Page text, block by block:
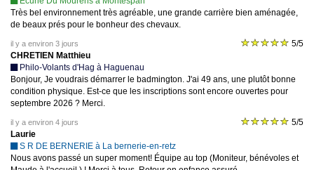
Très bel environnement très agréable, une grande carrière bien aménagée,
de beaux prés pour le bonheur des chevaux.
il y a environ 3 jours
5/5
CHRETIEN Matthieu
Philo-Volants d'Hag à Haguenau
Bonjour, Je voudrais démarrer le badmington. J'ai 49 ans, une plutôt bonne
condition physique. Est-ce que les inscriptions sont encore ouvertes pour
septembre 2026 ? Merci.
il y a environ 4 jours
5/5
Laurie
S R DE BERNERIE à La bernerie-en-retz
Nous avons passé un super moment! Équipe au top (Moniteur, bénévoles et